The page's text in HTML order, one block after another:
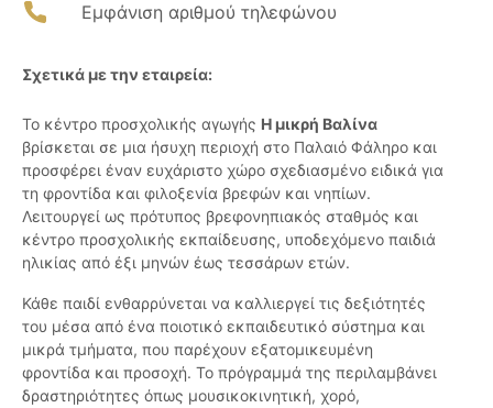
Εμφάνιση αριθμού τηλεφώνου
Σχετικά με την εταιρεία:
Το κέντρο προσχολικής αγωγής Η μικρή Βαλίνα
βρίσκεται σε μια ήσυχη περιοχή στο Παλαιό Φάληρο και
προσφέρει έναν ευχάριστο χώρο σχεδιασμένο ειδικά για
τη φροντίδα και φιλοξενία βρεφών και νηπίων.
Λειτουργεί ως πρότυπος βρεφονηπιακός σταθμός και
κέντρο προσχολικής εκπαίδευσης, υποδεχόμενο παιδιά
ηλικίας από έξι μηνών έως τεσσάρων ετών.
Κάθε παιδί ενθαρρύνεται να καλλιεργεί τις δεξιότητές
του μέσα από ένα ποιοτικό εκπαιδευτικό σύστημα και
μικρά τμήματα, που παρέχουν εξατομικευμένη
φροντίδα και προσοχή. Το πρόγραμμά της περιλαμβάνει
δραστηριότητες όπως μουσικοκινητική, χορό,